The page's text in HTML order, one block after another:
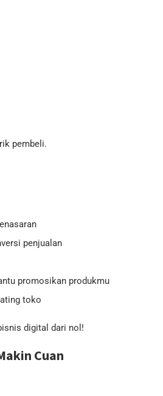
pembeli.
penjualan
promosikan produkmu
toko
digital dari nol!
Cuan